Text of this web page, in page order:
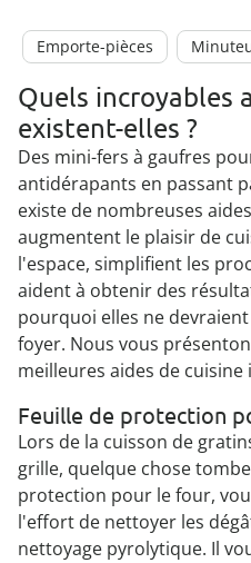
Emporte-pièces
Quels incroyables
existent-elles ?
Des mini-fers à gaufres
antidérapants en passant
existe de nombreuses
augmentent le plaisir de
l'espace, simplifient les
aident à obtenir des
pourquoi elles ne
foyer. Nous vous
meilleures aides de cuisine
Feuille de protection
Lors de la cuisson de
grille, quelque chose
protection pour le four,
l'effort de nettoyer les
nettoyage pyrolytique. Il